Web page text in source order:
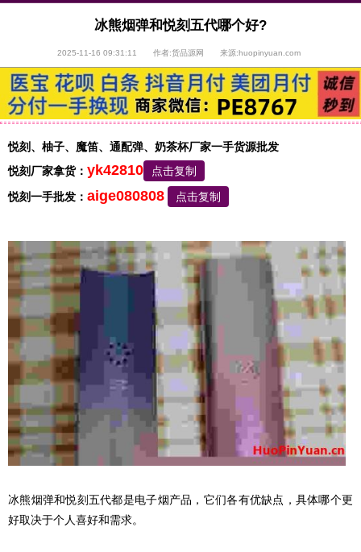
冰熊烟弹和悦刻五代哪个好?
2025-11-16 09:31:11 作者:货品源网 来源:huopinyuan.com
悦刻、柚子、魔笛、通配弹、奶茶杯厂家一手货源批发
悦刻厂家拿货： yk42810
点击复制
悦刻一手批发： aige080808 点击复制
冰熊烟弹和悦刻五代都是电子烟产品，它们各有优缺点，具体哪个更
好取决于个人喜好和需求。